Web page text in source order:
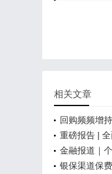
相关文章
回购频频增
重磅报告 |
行金融科技
金融报道｜
划
银保渠道保